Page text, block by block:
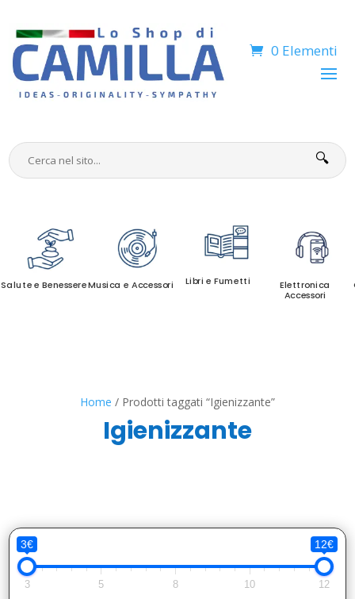
0 Elementi
🔍
Salute e BenessereMusica e Accessori Libri e Fumetti
Elettronica
Accessori
Home / Prodotti taggati “Igienizzante”
Igienizzante
3€ 12€
3 5 8 10 12